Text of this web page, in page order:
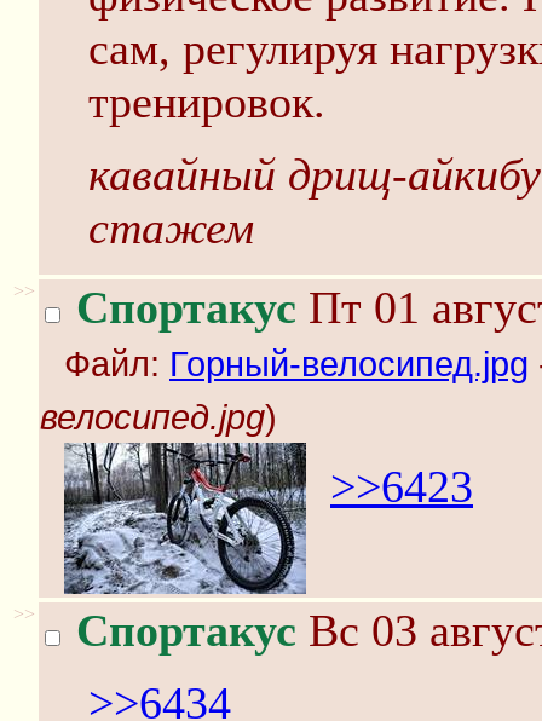
сам, регулируя
тренировок.
кавайный дрищ-
стажем
>> Спортакус Пт 01
Файл: Горный-велосипед.jpg
велосипед.jpg)
>>6423
>> Спортакус Вс 03
>>6434